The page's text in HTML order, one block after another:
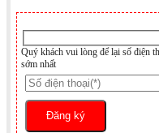
Quý khách vui lòng để lại số điện
sớm nhất